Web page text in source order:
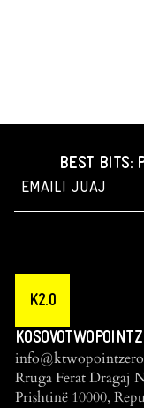
BEST BITS:
K2.0
Rruga Ferat Dragaj
Prishtinë 10000,